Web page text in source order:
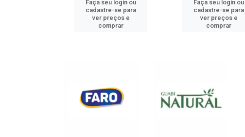
Faça seu login ou
cadastre-se para
ver preços e
comprar
Faça seu login ou
cadastre-se para
ver preços e
comprar